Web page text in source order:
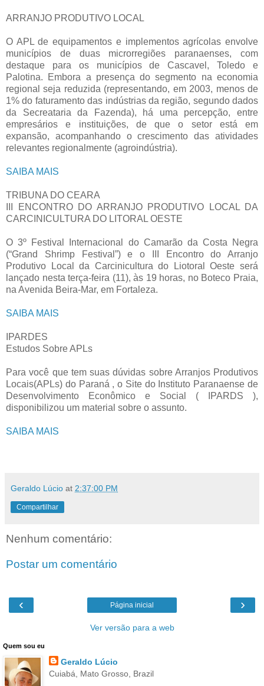
ARRANJO PRODUTIVO LOCAL
O APL de equipamentos e implementos agrícolas envolve
municípios de duas microrregiões paranaenses, com
destaque para os municípios de Cascavel, Toledo e
Palotina. Embora a presença do segmento na economia
regional seja reduzida (representando, em 2003, menos de
1% do faturamento das indústrias da região, segundo dados
da Secreataria da Fazenda), há uma percepção, entre
empresários e instituições, de que o setor está em
expansão, acompanhando o crescimento das atividades
relevantes regionalmente (agroindústria).
SAIBA MAIS
TRIBUNA DO CEARA
III ENCONTRO DO ARRANJO PRODUTIVO LOCAL DA
CARCINICULTURA DO LITORAL OESTE
O 3º Festival Internacional do Camarão da Costa Negra
(“Grand Shrimp Festival”) e o III Encontro do Arranjo
Produtivo Local da Carcinicultura do Liotoral Oeste será
lançado nesta terça-feira (11), às 19 horas, no Boteco Praia,
na Avenida Beira-Mar, em Fortaleza.
SAIBA MAIS
IPARDES
Estudos Sobre APLs
Para você que tem suas dúvidas sobre Arranjos Produtivos
Locais(APLs) do Paraná , o Site do Instituto Paranaense de
Desenvolvimento Econômico e Social ( IPARDS ),
disponibilizou um material sobre o assunto.
SAIBA MAIS
Geraldo Lúcio at 2:37:00 PM
Compartilhar
Nenhum comentário:
Postar um comentário
‹ ›
Página inicial
Ver versão para a web
Quem sou eu
Geraldo Lúcio
Cuiabá, Mato Grosso, Brazil